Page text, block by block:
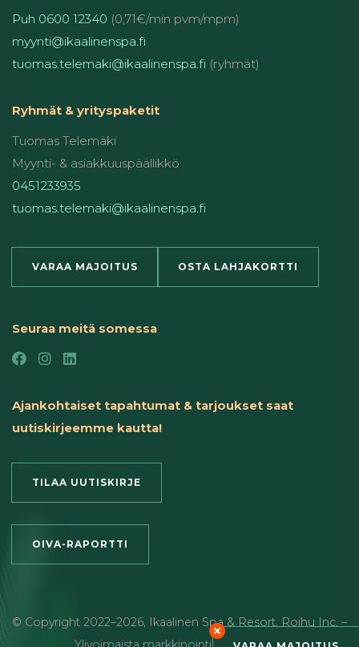
Puh 0600 12340 (0,71€/min pvm/mpm)
myynti@ikaalinenspa.fi
tuomas.telemaki@ikaalinenspa.fi (ryhmät)
Ryhmät & yrityspaketit
Tuomas Telemäki
Myynti- & asiakkuuspäällikkö
0451233935
tuomas.telemaki@ikaalinenspa.fi
VARAA MAJOITUS OSTA LAHJAKORTTI
Seuraa meitä somessa
Ajankohtaiset tapahtumat & tarjoukset saat
uutiskirjeemme kautta!
TILAA UUTISKIRJE
OIVA-RAPORTTI
© Copyright 2022–2026, Ikaalinen Spa & Resort, Roihu Inc. –